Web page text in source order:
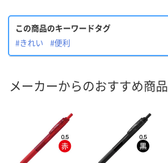
この商品のキーワードタグ
#きれい
#便利
メーカーからのおすすめ商品